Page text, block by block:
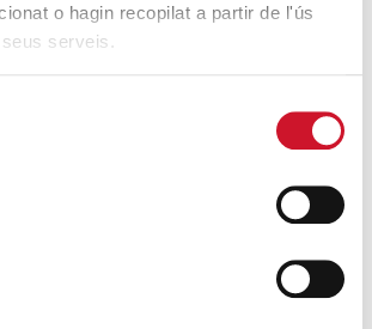
o hagin recopilat a partir de l'ús
serveis.
la vida de los más pequeños